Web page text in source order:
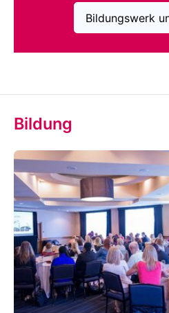
Bildungswerk
Bildung